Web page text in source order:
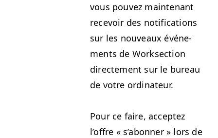
vous pou­vez main­tenant
recevoir des noti­fi­ca­tions
sur les nou­veaux événe­
ments de Work­sec­tion
directe­ment sur le bureau
de votre ordinateur.
Pour ce faire, acceptez
l’offre « s’abonner » lors de